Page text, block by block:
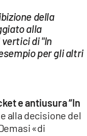
della
alla
di "In
per gli altri
e antiusura “In
alla decisione del
«di